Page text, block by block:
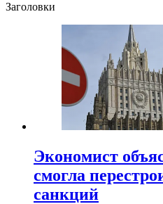
Заголовки
Экономист
смогла
санкций